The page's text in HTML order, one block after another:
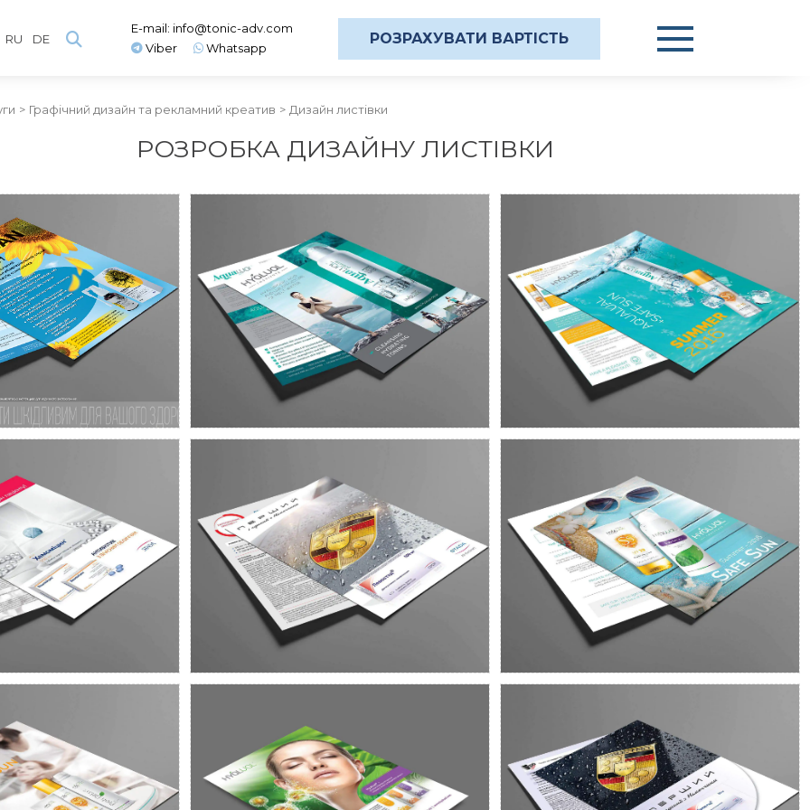
RU DE
E-mail: info@tonic-adv.com
Viber
Whatsapp
РОЗРАХУВАТИ ВАРТІСТЬ
Графічний дизайн та рекламний креатив Дизайн листівки
РОЗРОБКА ДИЗАЙНУ ЛИСТІВКИ
GFMG
для спрею для
горла Лоросан
INSTITUTE HYALUAL
SWITZERLAND
Дизайн листівки для спрею
AQUALUAL
INSTITUTE HYALUAL
SWITZERLAND
Дизайн рекламної листівки
Aqualual+SS
STADA
листівки
для препарату
Хемоміцин
STADA
Дизайн інформаційної листівки
для лікарського засобу Левостад
INSTITUTE HYALUAL
SWITZERLAND
Дизайн промо листівки А5 для
космецевтиків SS и DAILY
DELUXE
HYALUAL
INSTITUTE HYALUAL
SWITZERLAND
STADA
Дизайн інформаційної листівки